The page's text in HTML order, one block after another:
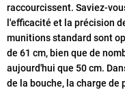
raccourcissent. Saviez-
l'efficacité et la précision
munitions standard sont
de 61 cm, bien que de
aujourd'hui que 50 cm.
de la bouche, la charge de